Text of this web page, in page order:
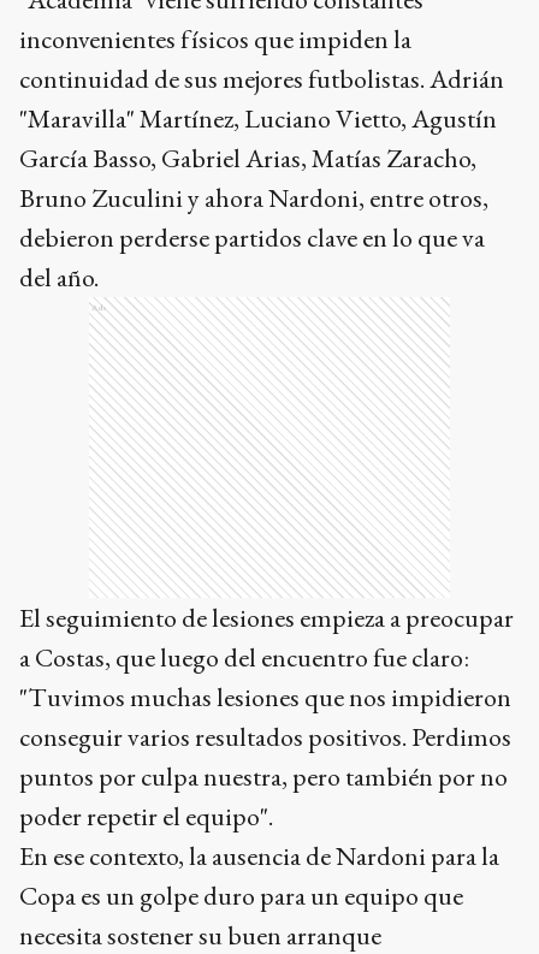
inconvenientes físicos que impiden la
continuidad de sus mejores futbolistas. Adrián
"Maravilla" Martínez, Luciano Vietto, Agustín
García Basso, Gabriel Arias, Matías Zaracho,
Bruno Zuculini y ahora Nardoni, entre otros,
debieron perderse partidos clave en lo que va
del año.
Ads
El seguimiento de lesiones empieza a preocupar
a Costas, que luego del encuentro fue claro:
"Tuvimos muchas lesiones que nos impidieron
conseguir varios resultados positivos. Perdimos
puntos por culpa nuestra, pero también por no
poder repetir el equipo".
En ese contexto, la ausencia de Nardoni para la
Copa es un golpe duro para un equipo que
necesita sostener su buen arranque